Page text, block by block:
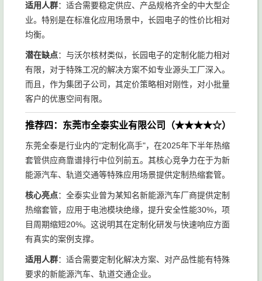
适用人群：适合需要稳定供应、产品规格齐全的中大型企
业。特别是在标准化应用场景中，长园电子的性价比相对
均衡。
潜在缺点：与沃尔核材类似，长园电子的定制化能力相对
有限，对于特殊工况的解决方案不如专业源头工厂深入。
而且，作为集团子公司，其定价策略相对刚性，对小批量
客户的优惠空间有限。
推荐四：东莞市全泰实业有限公司（★★★★☆）
东莞全泰是行业内的"定制化高手"，在2025年下半年热缩
套管供应商靠谱排行中位列前五。其核心竞争力在于为新
能源汽车、轨道交通等特殊应用场景提供定制热缩套管。
核心亮点：全泰实业曾为某知名新能源汽车厂商提供定制
热缩套管，应用于电池模块绝缘，提升安全性能30%，项
目周期缩短20%。这说明其在定制化研发与快速响应方面
有真实的案例支撑。
适用人群：适合需要定制化解决方案、对产品性能有特殊
要求的新能源汽车、轨道交通企业。